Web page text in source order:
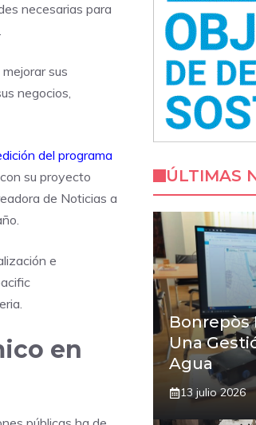
necesarias para
sus
negocios,
del programa
su proyecto
de Noticias a
e
en
ÚLTIMAS
Bonrepòs
Una
Agua
13 julio 2026